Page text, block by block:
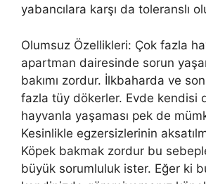
yabancılara karşı da toleranslı
Olumsuz Özellikleri: Çok fazla
apartman dairesinde sorun
bakımı zordur. İlkbaharda ve
fazla tüy dökerler. Evde kendisi
hayvanla yaşaması pek de
Kesinlikle egzersizlerinin
Köpek bakmak zordur bu
büyük sorumluluk ister. Eğer ki